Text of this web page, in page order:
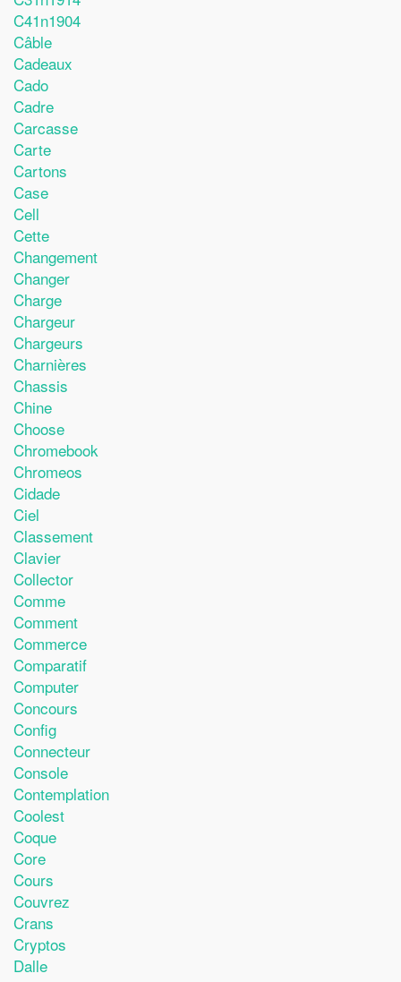
C41n1904
Câble
Cadeaux
Cado
Cadre
Carcasse
Carte
Cartons
Case
Cell
Cette
Changement
Changer
Charge
Chargeur
Chargeurs
Charnières
Chassis
Chine
Choose
Chromebook
Chromeos
Cidade
Ciel
Classement
Clavier
Collector
Comme
Comment
Commerce
Comparatif
Computer
Concours
Config
Connecteur
Console
Contemplation
Coolest
Coque
Core
Cours
Couvrez
Crans
Cryptos
Dalle